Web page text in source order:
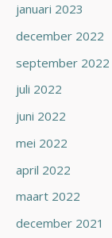
januari 2023
december 2022
september 2022
juli 2022
juni 2022
mei 2022
april 2022
maart 2022
december 2021